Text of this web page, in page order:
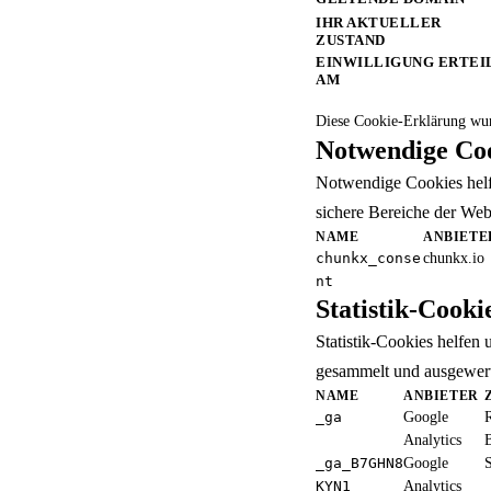
IHR AKTUELLER
ZUSTAND
EINWILLIGUNG
AM
Diese Cookie-Erklärung
Notwendige
Notwendige Cookies
sichere Bereiche der
NAME
chunkx_conse
nt
chunkx.io
Statistik-
Statistik-Cookies helfen
gesammelt und
NAME ANBIETER
_ga
Google
Analytics
_ga_B7GHN8
KYN1
Google
Analytics